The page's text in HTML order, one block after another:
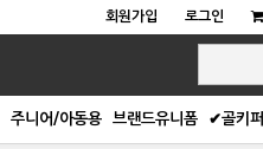
회원가입 로그인
주니어/아동용 브랜드유니폼 ✔골키퍼